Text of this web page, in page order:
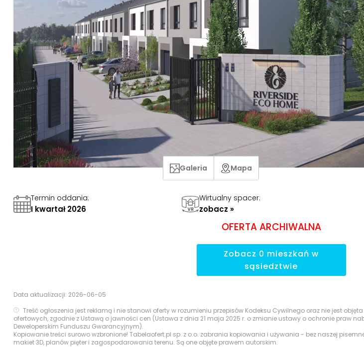
Galeria Mapa
Termin oddania:
I kwartał 2026
Wirtualny spacer:
zobacz »
OFERTA ARCHIWALNA
Zobacz 0 mieszkań w
sąsiedztwie
Data aktualizacji: 2026-06-05
Treść ogłoszenia jest reklamą i nie stanowi oferty w rozumieniu przepisów Kodeksu Cywilnego oraz nie jest
ofertowych, zgodnie z Ustawą o jawności cen (Ustawa z dnia 21 maja 2025 r. o zmianie ustawy o ochronie praw
Deweloperskim Funduszu Gwarancyjnym).
Kopiowanie treści surowo wzbronione! Tabelaofert.pl sp. z o.o. zabrania kopiowania i używania - bez naszej
makiet 3D, planów pięter i zagospodarowania terenu. Są one objęte prawem autorskim.